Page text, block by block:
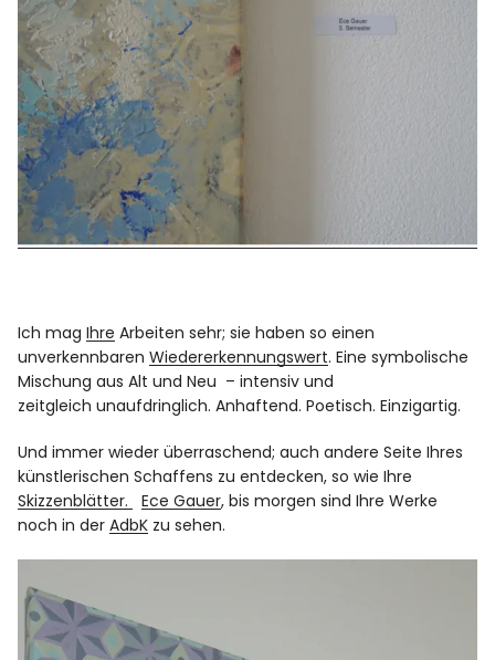
Ich magIhre Arbeiten sehr; sie haben so einen
unverkennbarenWiedererkennungswert. Eine symbolische
Mischung aus Alt und Neu – intensiv und
zeitgleich unaufdringlich. Anhaftend. Poetisch. Einzigartig.
Und immer wieder überraschend; auch andere Seite Ihres
künstlerischen Schaffens zu entdecken, so wie Ihre
Skizzenblätter.
Ece Gauer, bis morgen sind Ihre Werke
noch in derAdbK zu sehen.